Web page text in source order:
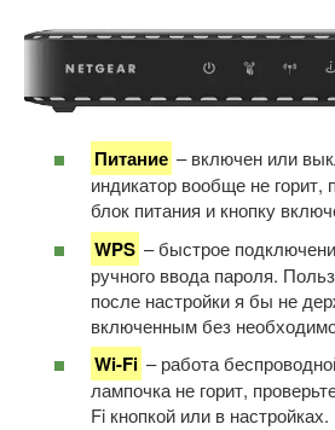
Питание – включен или
индикатор вообще не горит,
блок питания и кнопку
WPS – быстрое
ручного ввода пароля.
после настройки я бы не
включенным без
Wi-Fi – работа
лампочка не горит,
Fi кнопкой или в настройках.